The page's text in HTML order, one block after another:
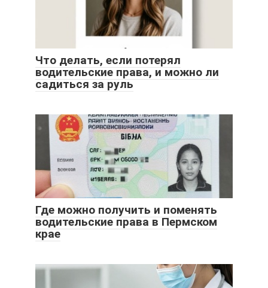
Что делать, если потерял
водительские права, и можно ли
садиться за руль
Где можно получить и поменять
водительские права в Пермском
крае